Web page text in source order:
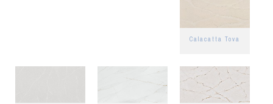
Calacatta Tova